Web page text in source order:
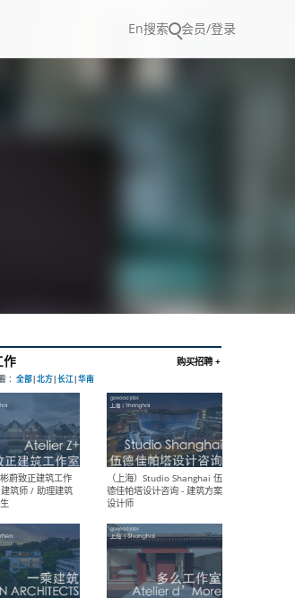
En搜索 会员/登录
最新工作
按地区查看 ：全部|北方|长江
（上海）彬蔚致正建筑工作
室 – 项目建筑师 / 助理建筑
师 / 实习生